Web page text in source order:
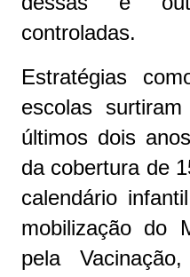
controladas.
Estratégias
escolas
últimos dois
da cobertura de
calendário
mobilização do
pela